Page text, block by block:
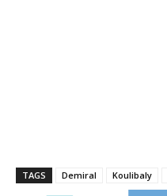
TAGS Demiral Koulibaly